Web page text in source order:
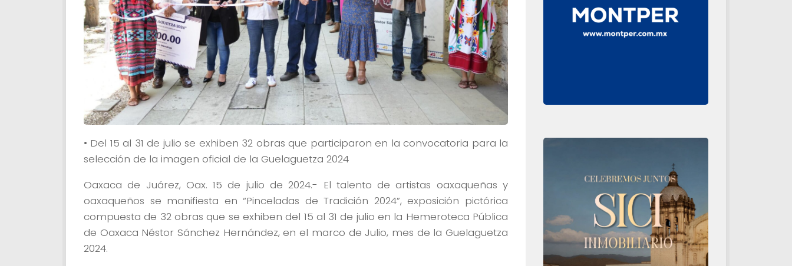
• Del 15 al 31 de julio se exhiben 32 obras que participaron en la convocatoria para la
selección de la imagen oficial de la Guelaguetza 2024
Oaxaca de Juárez, Oax. 15 de julio de 2024.- El talento de artistas oaxaqueñas y
oaxaqueños se manifiesta en “Pinceladas de Tradición 2024”, exposición pictórica
compuesta de 32 obras que se exhiben del 15 al 31 de julio en la Hemeroteca Pública
de Oaxaca Néstor Sánchez Hernández, en el marco de Julio, mes de la Guelaguetza
2024.